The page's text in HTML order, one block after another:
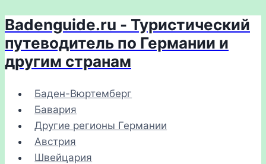
Перейти
к
содержимому
Badenguide.ru - Туристический
путеводитель по Германии и
другим странам
Баден-Вюртемберг
Бавария
Другие регионы Германии
Австрия
Швейцария